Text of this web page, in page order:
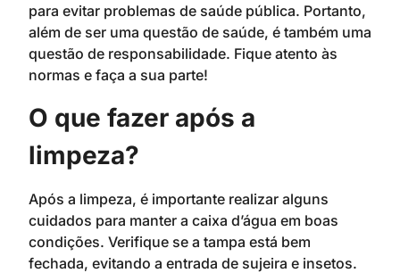
para evitar problemas de saúde pública. Portanto,
além de ser uma questão de saúde, é também uma
questão de responsabilidade. Fique atento às
normas e faça a sua parte!
O que fazer após a
limpeza?
Após a limpeza, é importante realizar alguns
cuidados para manter a caixa d’água em boas
condições. Verifique se a tampa está bem
fechada, evitando a entrada de sujeira e insetos.